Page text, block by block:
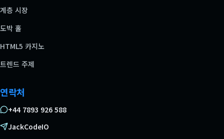
계층 시장
도박 홀
HTML5 카지노
트렌드 주제
연락처
+44 7893 926 588
JackCodeIO